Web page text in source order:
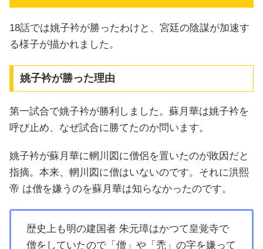
18話では姚子衿が勝ったわけと、宮廷の陰謀が加速す
る様子が描かれました。
姚子衿が勝った理由
第一試合で姚子衿が勝利しました。蘇月華は姚子衿を
呼び止め、なぜ試合に勝てたのか問います。
姚子衿が蘇月華に輞川図に僧侶を置いたのが敗因だと
指摘。本来、輞川図に僧はいないのです。それに洪熙
帝 は僧を嫌うのを蘇月華は知らなかったのです。
歴史上も明の建国者 朱元璋はかつて皇覚寺で
僧をしていたので「僧」や「禿」の字を嫌って